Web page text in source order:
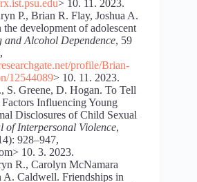
> 10. 11. 2023.
P., Brian R. Flay, Joshua A.
the development of adolescent
and Alcohol Dependence, 59
profile/Brian-
12544089> 10. 11. 2023.
S. Greene, D. Hogan. To Tell
Influencing Young
Disclosures of Child Sexual
of Interpersonal Violence,
928–947,
10. 3. 2023.
R., Carolyn McNamara
A. Caldwell. Friendships in